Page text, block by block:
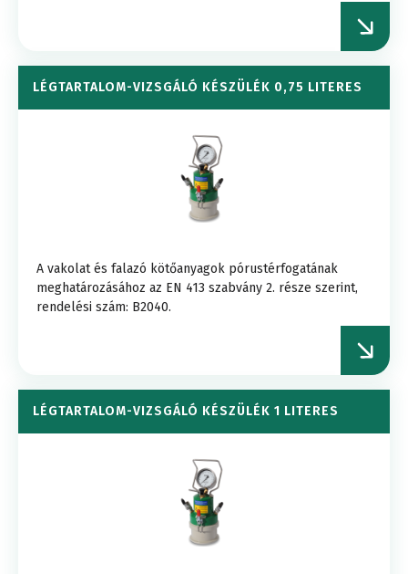
LÉGTARTALOM-VIZSGÁLÓ KÉSZÜLÉK 0,75 LITERES
A vakolat és falazó kötőanyagok pórustérfogatának
meghatározásához az EN 413 szabvány 2. része szerint,
rendelési szám: B2040.
LÉGTARTALOM-VIZSGÁLÓ KÉSZÜLÉK 1 LITERES